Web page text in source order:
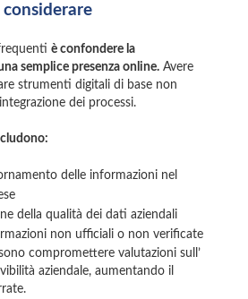
considerare
è confondere la
semplice presenza online. Avere
strumenti digitali di base non
dei processi.
delle informazioni nel
della qualità dei dati aziendali
non ufficiali o non verificate
compromettere valutazioni sull’
aziendale, aumentando il